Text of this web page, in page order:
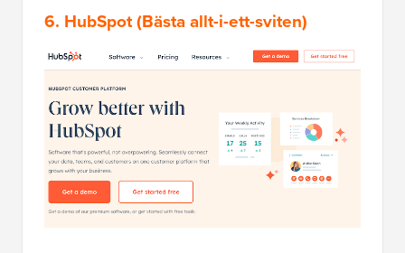
6. HubSpot(Bästa allt-i-ett-sviten)